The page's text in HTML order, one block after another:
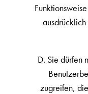
D. Sie dürfen
zugreifen,